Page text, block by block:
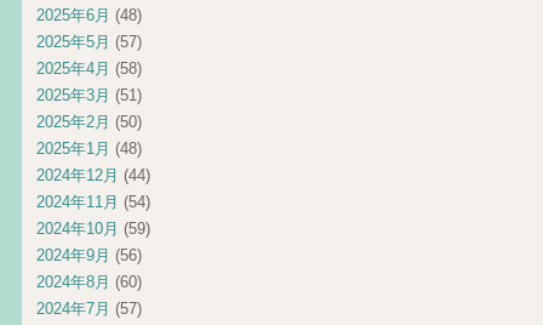
2025年6月 (48)
2025年5月 (57)
2025年4月 (58)
2025年3月 (51)
2025年2月 (50)
2025年1月 (48)
2024年12月 (44)
2024年11月 (54)
2024年10月 (59)
2024年9月 (56)
2024年8月 (60)
2024年7月 (57)